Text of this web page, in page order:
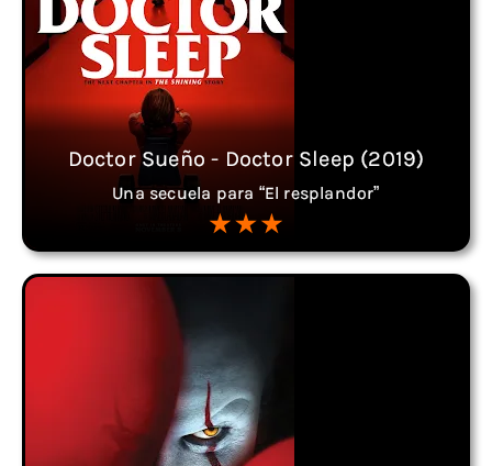
Doctor Sueño - Doctor Sleep (2019)
Una secuela para “El resplandor”